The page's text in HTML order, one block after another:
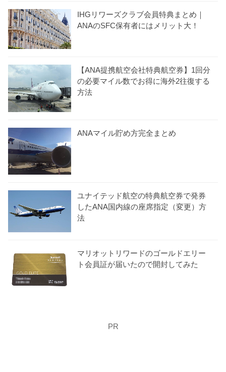
IHGリワーズクラブ会員特典まとめ｜
ANAのSFC保有者にはメリット大！
【ANA提携航空会社特典航空券】1回分
の必要マイル数でお得に海外2往復する
方法
ANAマイル貯め方完全まとめ
ユナイテッド航空の特典航空券で発券
したANA国内線の座席指定（変更）方
法
マリオットリワードのゴールドエリー
ト会員証が届いたので開封してみた
PR